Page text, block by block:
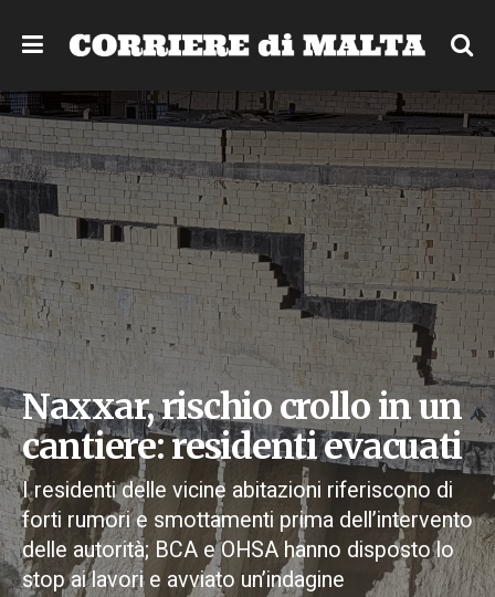
Naxxar, rischio crollo in un
cantiere: residenti evacuati
I residenti delle vicine abitazioni riferiscono di
forti rumori e smottamenti prima dell’intervento
delle autorità; BCA e OHSA hanno disposto lo
stop ai lavori e avviato un’indagine